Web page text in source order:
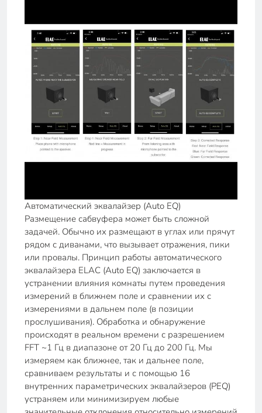
Автоматический эквалайзер (Auto EQ)
Размещение сабвуфера может быть сложной
задачей. Обычно их размещают в углах или прячут
рядом с диванами, что вызывает отражения, пики
или провалы. Принцип работы автоматического
эквалайзера ELAC (Auto EQ) заключается в
устранении влияния комнаты путем проведения
измерений в ближнем поле и сравнении их с
измерениями в дальнем поле (в позиции
прослушивания). Обработка и обнаружение
происходят в реальном времени с разрешением
FFT ~1 Гц в диапазоне от 20 Гц до 200 Гц. Мы
измеряем как ближнее, так и дальнее поле,
сравниваем результаты и с помощью 16
внутренних параметрических эквалайзеров (PEQ)
устраняем или минимизируем любые